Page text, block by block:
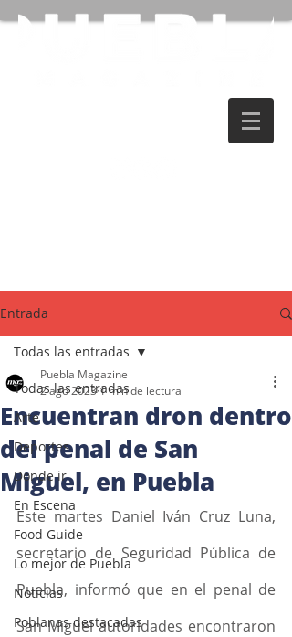
Entrada
Todas las entradas
Arte
Deportes
Donde ir
En Escena
Food Guide
Lo mejor de Puebla
Noticias
Poblanas destacadas
Todas las entradas
Encuentran dron dentro
del penal de San
Miguel, en Puebla
Puebla Magazine
2 ago 20231 min de lectura
Este martes Daniel Iván Cruz Luna,
secretario de Seguridad Pública de
Puebla, informó que en el penal de
San Miguel autoridades encontraron